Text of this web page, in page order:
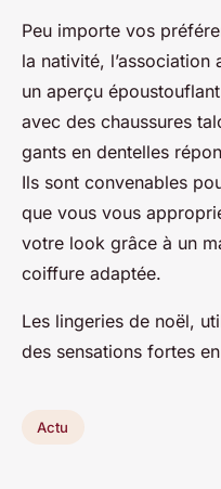
Peu importe vos
la nativité,
un aperçu
avec des chaussures
gants en dentelles
Ils sont convenables
que vous vous
votre look grâce à un
coiffure adaptée.
Les lingeries de noël,
des sensations fortes
Actu